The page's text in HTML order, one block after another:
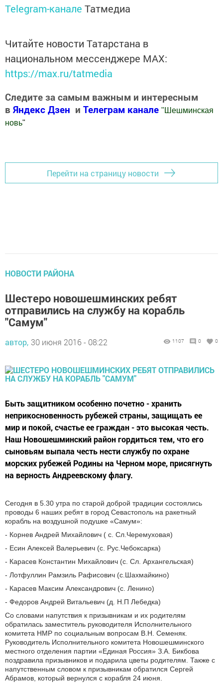
Telegram-канале Татмедиа
Читайте новости Татарстана в
национальном мессенджере MАХ:
https://max.ru/tatmedia
Следите за самым важным и интересным
в Яндекс Дзен и Телеграм канале " Шешминская
новь"
Перейти на страницу новости
НОВОСТИ РАЙОНА
Шестеро новошешминских ребят
отправились на службу на корабль
"Самум"
автор, 30 июня 2016 - 08:22 1107 0 0
Быть защитником особенно почетно - хранить
неприкосновенность рубежей страны, защищать ее
мир и покой, счастье ее граждан - это высокая честь.
Наш Новошешминский район гордиться тем, что его
сыновьям выпала честь нести службу по охране
морских рубежей Родины на Черном море, присягнуть
на верность Андреевскому флагу.
Сегодня в 5.30 утра по старой доброй традиции состоялись
проводы 6 наших ребят в город Севастополь на ракетный
корабль на воздушной подушке «Самум»:
- Корнев Андрей Михайлович ( с. Сл.Черемуховая)
- Есин Алексей Валерьевич (с. Рус.Чебоксарка)
- Карасев Константин Михайлович (с. Сл. Архангельская)
- Лотфуллин Рамзиль Рафисович (с.Шахмайкино)
- Карасев Максим Александрович (с. Ленино)
- Федоров Андрей Витальевич (д. Н.П Лебедка)
Со словами напутствия к призывникам и их родителям
обратилась заместитель руководителя Исполнительного
комитета НМР по социальным вопросам В.Н. Семеняк.
Руководитель Исполнительного комитета Новошешминского
местного отделения партии «Единая Россия» З.А. Бикбова
поздравила призывников и подарила цветы родителям. Также с
напутственным словом к призывникам обратился Сергей
Абрамов, который вернулся с корабля 24 июня.